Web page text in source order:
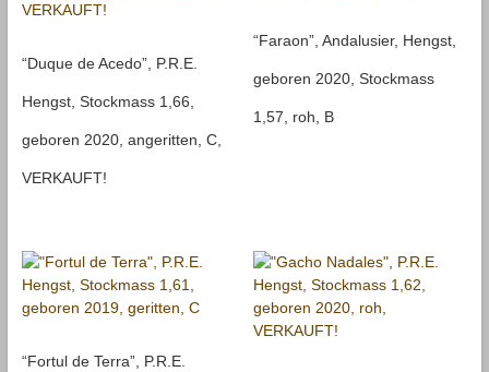
“Duque de Acedo”, P.R.E.
Hengst, Stockmass 1,66,
geboren 2020, angeritten, C,
VERKAUFT!
“Faraon”, Andalusier, Hengst,
geboren 2020, Stockmass
1,57, roh, B
“Fortul de Terra”, P.R.E.